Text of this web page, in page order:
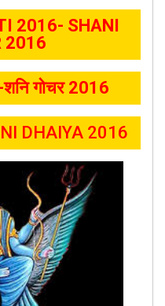
2016- SHANI
2016
गोचर 2016
DHAIYA 2016